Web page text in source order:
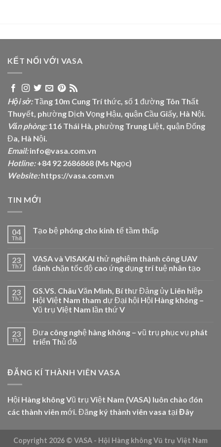
KẾT NỐI VỚI VASA
Hội sở:Tầng 10m Cung Trí thức, số 1 đường Tôn Thất
Thuyết, phường Dịch Vọng Hậu, quận Cầu Giấy, Hà Nội.
Văn phòng:116 Thái Hà, phường Trung Liệt, quận Đống
Đa, Hà Nội.
Email:info@vasa.com.vn
Hotline:+84 92 2686868 (Ms Ngọc)
Website: https://vasa.com.vn
TIN MỚI
04
Th8
Tạo bệ phóng cho kinh tế tầm thấp
23
Th7
VASA và VISAKAI thử nghiệm thành công UAV
đánh chặn tốc độ cao ứng dụng trí tuệ nhân tạo
23
Th7
GS.VS. Châu Văn Minh, Bí thư Đảng ủy Liên hiệp
Hội Việt Nam tham dự Đại hội Hội Hàng không –
Vũ trụ Việt Nam lần thứ V
23
Th7
Đưa công nghệ hàng không – vũ trụ phục vụ phát
triển Thủ đô
ĐĂNG KÍ THÀNH VIÊN VASA
Hội Hàng không Vũ trụ Việt Nam (VASA) luôn chào đón
các thành viên mới. Đăng ký thành viên vasa tạiĐây
Copyright 2026 © VASA - Hội Hàng không Vũ trụ Việt Nam